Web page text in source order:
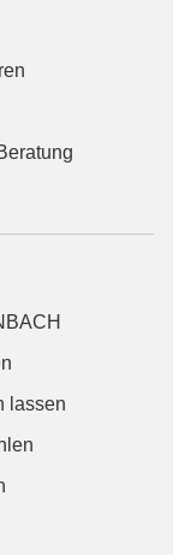
lassen